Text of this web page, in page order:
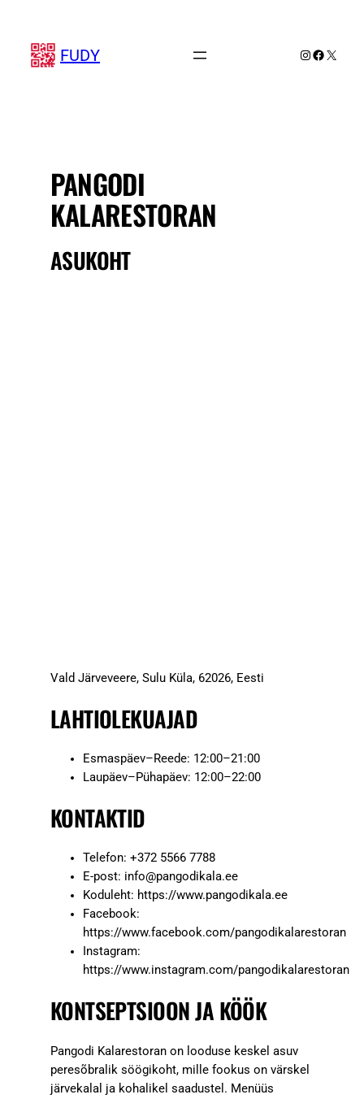
juurde
FUDY Instagram
X
PANGODI
KALARESTORAN
ASUKOHT
Vald Järveveere, Sulu Küla, 62026, Eesti
LAHTIOLEKUAJAD
Esmaspäev–Reede: 12:00–21:00
Laupäev–Pühapäev: 12:00–22:00
KONTAKTID
Telefon: +372 5566 7788
E-post: info@pangodikala.ee
Koduleht: https://www.pangodikala.ee
Facebook:
https://www.facebook.com/pangodikalarestoran
Instagram:
https://www.instagram.com/pangodikalarestoran
KONTSEPTSIOON JA KÖÖK
Pangodi Kalarestoran on looduse keskel asuv
peresõbralik söögikoht, mille fookus on värskel
järvekalal ja kohalikel saadustel. Menüüs